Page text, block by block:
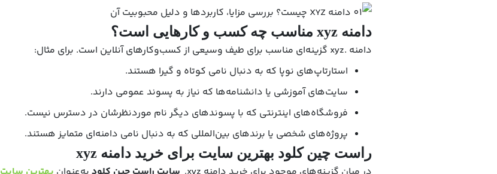
دامنه xyz مناسب چه کسب و کارهایی است؟
دامنه .xyz گزینه‌ای مناسب برای طیف وسیعی از کسب‌وکارهای آنلاین است. برای مثال:
استارتاپ‌های نوپا که به دنبال نامی کوتاه و گیرا هستند.
سایت‌های آموزشی یا دانشنامه‌ها که نیاز به پسوند عمومی دارند.
فروشگاه‌های اینترنتی که با پسوندهای دیگر نام موردنظرشان در دسترس نیست.
پروژه‌های شخصی یا برندهای بین‌المللی که به دنبال نامی دامنه‌ای متمایز هستند.
راست چین کلود بهترین سایت برای خرید دامنه xyz